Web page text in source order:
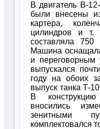
В двигатель В-
были внесены
картера,
цилиндров и т.
составляла
Машина
и переговорным
выпускался
году на обоих
выпуск танка Т-
В
вносились
зенитными
комплектовался